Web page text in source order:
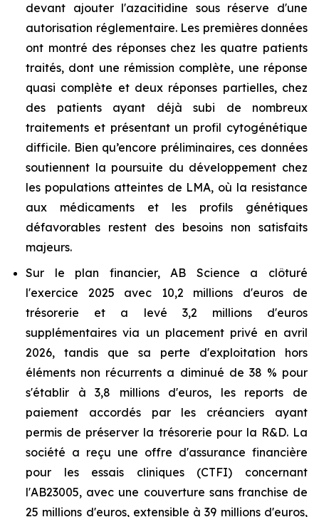
devant ajouter l'azacitidine sous réserve d'une
autorisation réglementaire. Les premières données
ont montré des réponses chez les quatre patients
traités, dont une rémission complète, une réponse
quasi complète et deux réponses partielles, chez
des patients ayant déjà subi de nombreux
traitements et présentant un profil cytogénétique
difficile. Bien qu’encore préliminaires, ces données
soutiennent la poursuite du développement chez
les populations atteintes de LMA, où la resistance
aux médicaments et les profils génétiques
défavorables restent des besoins non satisfaits
majeurs.
Sur le plan financier, AB Science a clôturé
l'exercice 2025 avec 10,2 millions d'euros de
trésorerie et a levé 3,2 millions d'euros
supplémentaires via un placement privé en avril
2026, tandis que sa perte d'exploitation hors
éléments non récurrents a diminué de 38 % pour
s'établir à 3,8 millions d'euros, les reports de
paiement accordés par les créanciers ayant
permis de préserver la trésorerie pour la R&D. La
société a reçu une offre d'assurance financière
pour les essais cliniques (CTFI) concernant
l'AB23005, avec une couverture sans franchise de
25 millions d'euros, extensible à 39 millions d'euros,